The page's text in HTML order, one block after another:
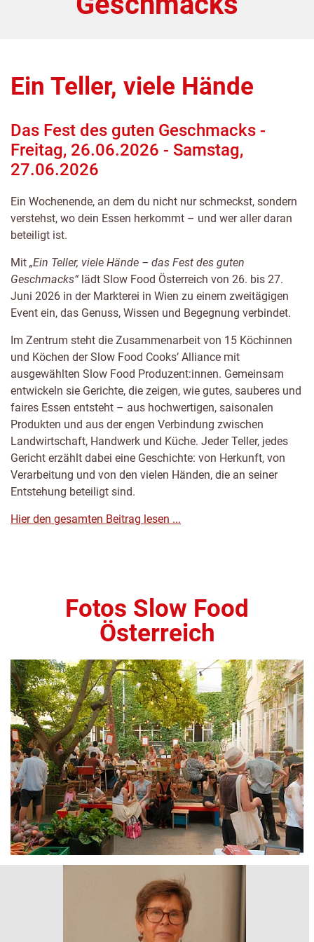
Ein Teller, viele Hände
Das Fest des guten Geschmacks -
Freitag, 26.06.2026 - Samstag,
27.06.2026
Ein Wochenende, an dem du nicht nur schmeckst, sondern
verstehst, wo dein Essen herkommt – und wer aller daran
beteiligt ist.
Mit „Ein Teller, viele Hände – das Fest des guten
Geschmacks“lädt Slow Food Österreich von 26. bis 27.
Juni 2026 in der Markterei in Wien zu einem zweitägigen
Event ein, das Genuss, Wissen und Begegnung verbindet.
Im Zentrum steht die Zusammenarbeit von 15 Köchinnen
und Köchen der Slow Food Cooks’ Alliance mit
ausgewählten Slow Food Produzent:innen. Gemeinsam
entwickeln sie Gerichte, die zeigen, wie gutes, sauberes und
faires Essen entsteht – aus hochwertigen, saisonalen
Produkten und aus der engen Verbindung zwischen
Landwirtschaft, Handwerk und Küche. Jeder Teller, jedes
Gericht erzählt dabei eine Geschichte: von Herkunft, von
Verarbeitung und von den vielen Händen, die an seiner
Entstehung beteiligt sind.
Hier den gesamten Beitrag lesen ...
Fotos Slow Food
Österreich
Größere